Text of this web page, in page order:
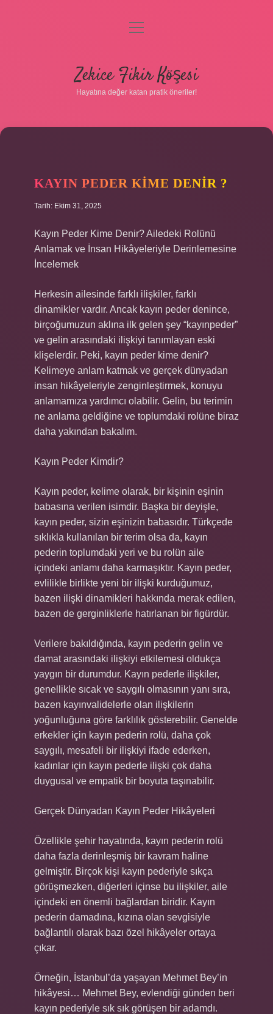
Gizlilik Politikası
Yasal Uyarı
menüyü
Zekice Fikir Köşesi
Hayatına değer katan pratik öneriler!
KAYIN PEDER KIME DENIR ?
Tarih: Ekim 31, 2025
Kayın Peder Kime Denir? Ailedeki Rolünü
Anlamak ve İnsan Hikâyeleriyle Derinlemesine
İncelemek
Herkesin ailesinde farklı ilişkiler, farklı
dinamikler vardır. Ancak kayın peder denince,
birçoğumuzun aklına ilk gelen şey “kayınpeder”
ve gelin arasındaki ilişkiyi tanımlayan eski
klişelerdir. Peki, kayın peder kime denir?
Kelimeye anlam katmak ve gerçek dünyadan
insan hikâyeleriyle zenginleştirmek, konuyu
anlamamıza yardımcı olabilir. Gelin, bu terimin
ne anlama geldiğine ve toplumdaki rolüne biraz
daha yakından bakalım.
Kayın Peder Kimdir?
Kayın peder, kelime olarak, bir kişinin eşinin
babasına verilen isimdir. Başka bir deyişle,
kayın peder, sizin eşinizin babasıdır. Türkçede
sıklıkla kullanılan bir terim olsa da, kayın
pederin toplumdaki yeri ve bu rolün aile
içindeki anlamı daha karmaşıktır. Kayın peder,
evlilikle birlikte yeni bir ilişki kurduğumuz,
bazen ilişki dinamikleri hakkında merak edilen,
bazen de gerginliklerle hatırlanan bir figürdür.
Verilere bakıldığında, kayın pederin gelin ve
damat arasındaki ilişkiyi etkilemesi oldukça
yaygın bir durumdur. Kayın pederle ilişkiler,
genellikle sıcak ve saygılı olmasının yanı sıra,
bazen kayınvalidelerle olan ilişkilerin
yoğunluğuna göre farklılık gösterebilir. Genelde
erkekler için kayın pederin rolü, daha çok
saygılı, mesafeli bir ilişkiyi ifade ederken,
kadınlar için kayın pederle ilişki çok daha
duygusal ve empatik bir boyuta taşınabilir.
Gerçek Dünyadan Kayın Peder Hikâyeleri
Özellikle şehir hayatında, kayın pederin rolü
daha fazla derinleşmiş bir kavram haline
gelmiştir. Birçok kişi kayın pederiyle sıkça
görüşmezken, diğerleri içinse bu ilişkiler, aile
içindeki en önemli bağlardan biridir. Kayın
pederin damadına, kızına olan sevgisiyle
bağlantılı olarak bazı özel hikâyeler ortaya
çıkar.
Örneğin, İstanbul’da yaşayan Mehmet Bey’in
hikâyesi… Mehmet Bey, evlendiği günden beri
kayın pederiyle sık sık görüşen bir adamdı.